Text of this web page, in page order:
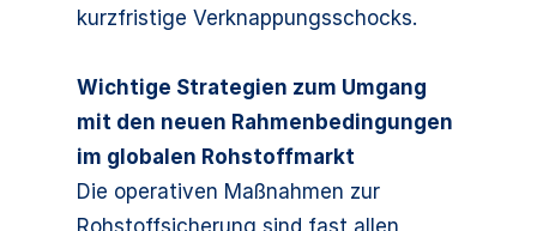
kurzfristige Verknappungsschocks.
Wichtige Strategien zum Umgang
mit den neuen Rahmenbedingungen
im globalen Rohstoffmarkt
Die operativen Maßnahmen zur